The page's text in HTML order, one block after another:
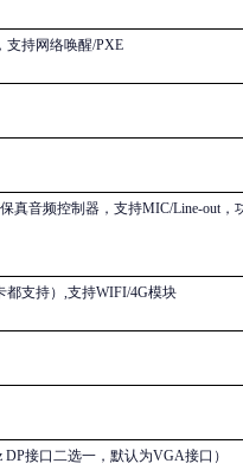
支持网络唤醒/PXE
真音频控制器，支持MIC/Line-out，
都支持）,支持WIFI/4G模块
接口二选一，默认为VGA接口）